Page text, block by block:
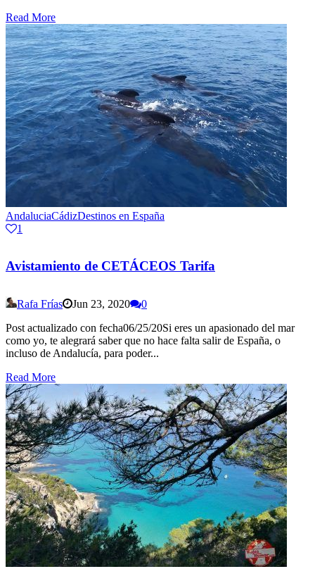
Read More
AndaluciaCádizDestinos en España
1
Avistamiento de CETÁCEOS Tarifa
Rafa Frías Jun 23, 2020
0
Post actualizado con fecha06/25/20Si eres un apasionado del mar
como yo, te alegrará saber que no hace falta salir de España, o
incluso de Andalucía, para poder...
Read More